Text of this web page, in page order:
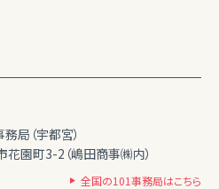
局（宇都宮）
園町3-2（嶋田商事㈱内）
全国の101事務局はこちら